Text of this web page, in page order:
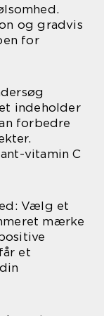
og gradvis
for
indeholder
forbedre
vitamin C
Vælg et
mærke
et